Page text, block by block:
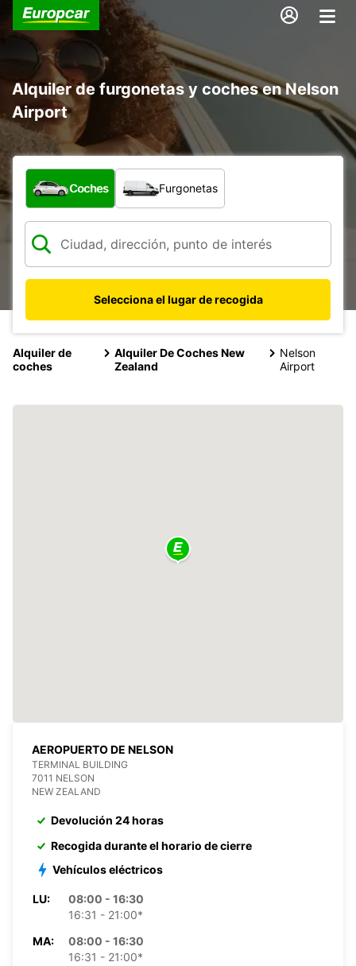
Alquiler de furgonetas y coches en Nelson
Airport
¿Qué tipo de vehículo?
Coches Furgonetas
Selecciona el lugar de recogida
Alquiler de
coches
Alquiler De Coches New
Zealand
Nelson
Airport
AEROPUERTO DE NELSON
TERMINAL BUILDING
7011 NELSON
NEW ZEALAND
Devolución 24 horas
Recogida durante el horario de cierre
Vehículos eléctricos
LU:
08:00 - 16:30
16:31 - 21:00*
MA:
08:00 - 16:30
16:31 - 21:00*